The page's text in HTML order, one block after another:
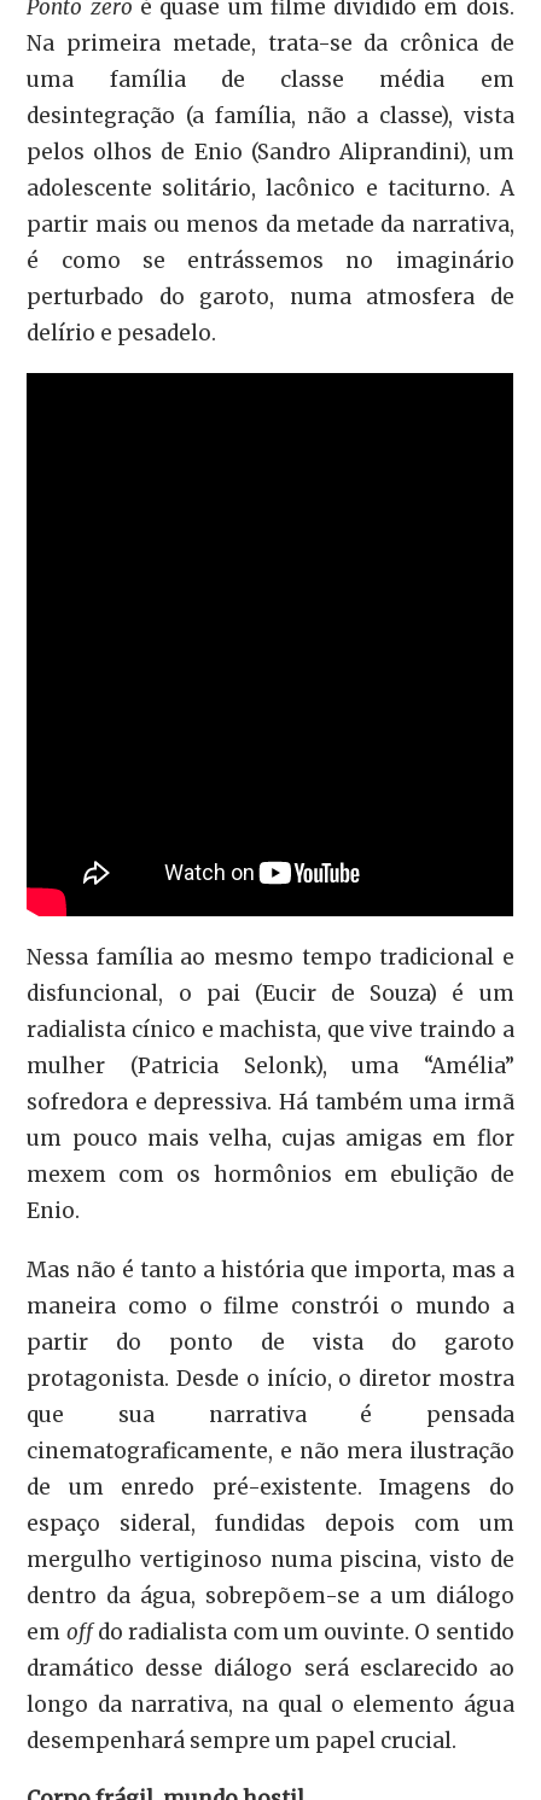
Ponto zero é quase um filme dividido em dois.
Na primeira metade, trata-se da crônica de
uma família de classe média em
desintegração (a família, não a classe), vista
pelos olhos de Enio (Sandro Aliprandini), um
adolescente solitário, lacônico e taciturno. A
partir mais ou menos da metade da narrativa,
é como se entrássemos no imaginário
perturbado do garoto, numa atmosfera de
delírio e pesadelo.
Nessa família ao mesmo tempo tradicional e
disfuncional, o pai (Eucir de Souza) é um
radialista cínico e machista, que vive traindo a
mulher (Patricia Selonk), uma “Amélia”
sofredora e depressiva. Há também uma irmã
um pouco mais velha, cujas amigas em flor
mexem com os hormônios em ebulição de
Enio.
Mas não é tanto a história que importa, mas a
maneira como o filme constrói o mundo a
partir do ponto de vista do garoto
protagonista. Desde o início, o diretor mostra
que sua narrativa é pensada
cinematograficamente, e não mera ilustração
de um enredo pré-existente. Imagens do
espaço sideral, fundidas depois com um
mergulho vertiginoso numa piscina, visto de
dentro da água, sobrepõem-se a um diálogo
em offdo radialista com um ouvinte. O sentido
dramático desse diálogo será esclarecido ao
longo da narrativa, na qual o elemento água
desempenhará sempre um papel crucial.